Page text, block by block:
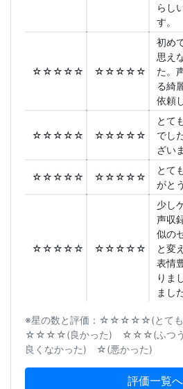
らし
す。
☆☆☆☆☆ ☆☆☆☆☆
初め
思え
た。
る綺
依頼
☆☆☆☆☆ ☆☆☆☆☆
とて
でし
ざい
☆☆☆☆☆ ☆☆☆☆☆
とて
がと
☆☆☆☆☆ ☆☆☆☆☆
少し
声収
似の
と変
表情
りま
まし
※星の数と評価：☆☆☆☆☆(とて
☆☆☆☆(良かった) ☆☆☆(ふつう
良くなかった) ☆(悪かった)
評価一覧へ